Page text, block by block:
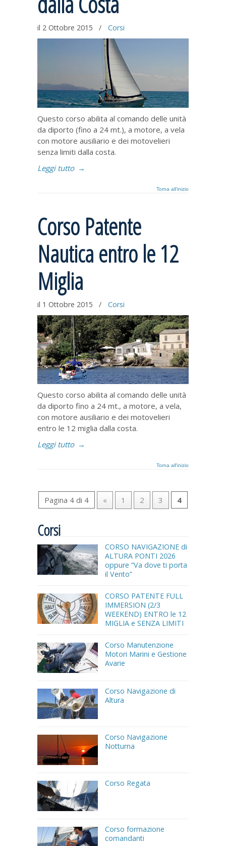
il 2 Ottobre 2015 / Corsi
Questo corso abilita al comando delle unità
da diporto (fino a 24 mt.), a motore, a vela
con motore ausiliario e dei motovelieri
senza limiti dalla costa.
Leggi tutto →
Torna all'inizio
Corso Patente
Nautica entro le 12
Miglia
il 1 Ottobre 2015 / Corsi
Questo corso abilita al comando delle unità
da diporto fino a 24 mt., a motore, a vela,
con motore ausiliario e dei motovelieri
entro le 12 miglia dalla costa.
Leggi tutto →
Torna all'inizio
Pagina 4 di 4 « 1 2 3 4
Corsi
CORSO NAVIGAZIONE di
ALTURA PONTI 2026
oppure “Va dove ti porta
il Vento”
CORSO PATENTE FULL
IMMERSION (2/3
WEEKEND) ENTRO le 12
MIGLIA e SENZA LIMITI
Corso Manutenzione
Motori Marini e Gestione
Avarie
Corso Navigazione di
Altura
Corso Navigazione
Notturna
Corso Regata
Corso formazione
comandanti